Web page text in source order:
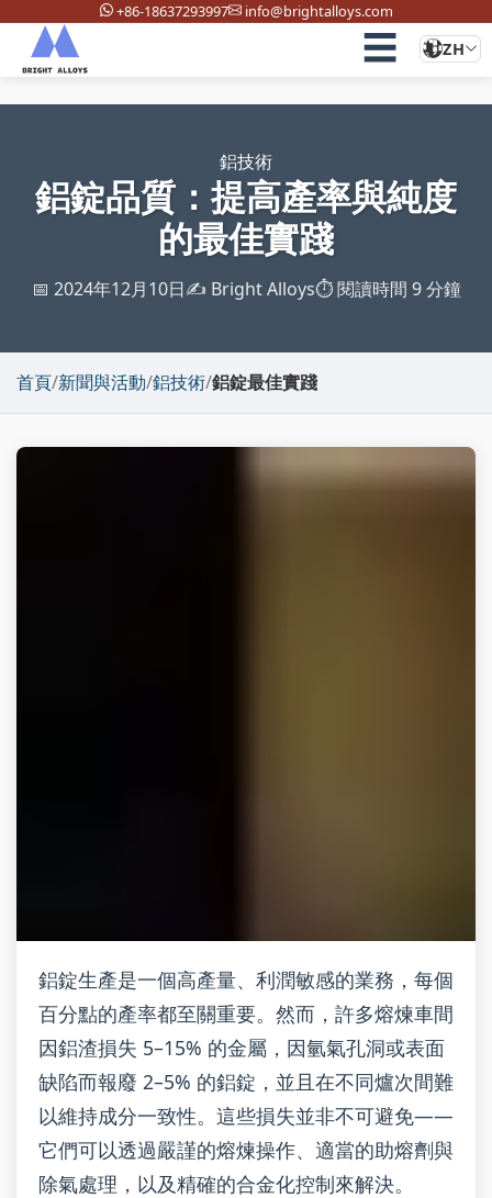
+86-18637293997 info@brightalloys.com
☰ ZH
鋁技術
鋁錠品質：提高產率與純度
的最佳實踐
📅 2024年12月10日✍️ Bright Alloys⏱️ 閱讀時間 9 分鐘
首頁/新聞與活動/鋁技術/鋁錠最佳實踐
鋁錠生產是一個高產量、利潤敏感的業務，每個
百分點的產率都至關重要。然而，許多熔煉車間
因鋁渣損失 5–15% 的金屬，因氫氣孔洞或表面
缺陷而報廢 2–5% 的鋁錠，並且在不同爐次間難
以維持成分一致性。這些損失並非不可避免——
它們可以透過嚴謹的熔煉操作、適當的助熔劑與
除氣處理，以及精確的合金化控制來解決。